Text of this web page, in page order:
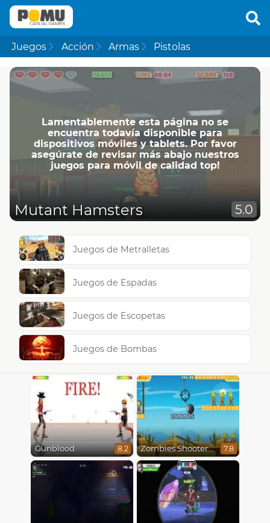
Juegos Acción Armas Pistolas
Lamentablemente esta página no se
encuentra todavía disponible para
dispositivos móviles y tablets. Por favor
asegúrate de revisar más abajo nuestros
juegos para móvil de calidad top!
Mutant Hamsters 5.0
Juegos de Metralletas
Juegos de Espadas
Juegos de Escopetas
Juegos de Bombas
Gunblood 8.2 Zombies Shooter 7.8